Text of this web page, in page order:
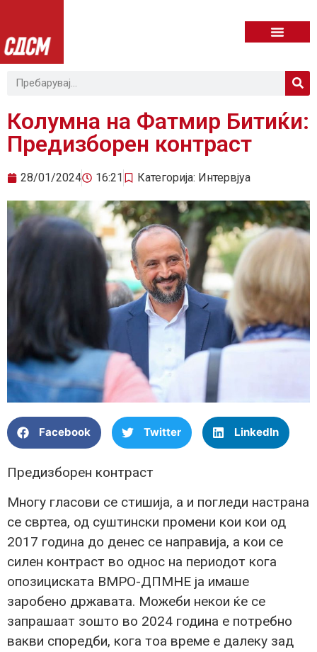
Колумна на Фатмир Битиќи:
Предизборен контраст
28/01/2024 16:21 Категорија: Интервјуа
Facebook Twitter LinkedIn
Предизборен контраст
Многу гласови се стишија, а и погледи настрана
се свртеа, од суштински промени кои кои од
2017 година до денес се направија, а кои се
силен контраст во однос на периодот кога
опозициската ВМРО-ДПМНЕ ја имаше
заробено државата. Можеби некои ќе се
запрашаат зошто во 2024 година е потребно
вакви споредби, кога тоа време е далеку зад